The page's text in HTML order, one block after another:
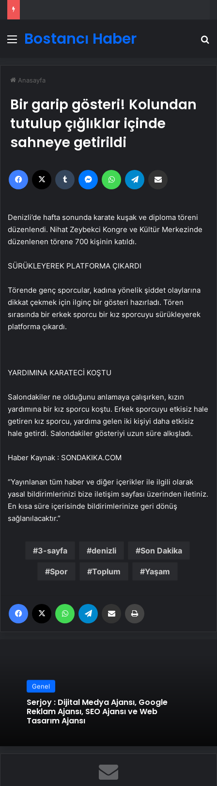
Menü
Bostancı Haber
Anasayfa
Bir garip gösteri! Kolundan
tutulup çığlıklar içinde
sahneye getirildi
Facebook Tumblr MessengerWhatsApp
Denizli’de hafta sonunda karate kuşak ve diploma töreni
düzenlendi. Nihat Zeybekci Kongre ve Kültür Merkezinde
düzenlenen törene 700 kişinin katıldı.
SÜRÜKLEYEREK PLATFORMA ÇIKARDI
Törende genç sporcular, kadına yönelik şiddet olaylarına
dikkat çekmek için ilginç bir gösteri hazırladı. Tören
sırasında bir erkek sporcu bir kız sporcuyu sürükleyerek
platforma çıkardı.
YARDIMINA KARATECİ KOŞTU
Salondakiler ne olduğunu anlamaya çalışırken, kızın
yardımına bir kız sporcu koştu. Erkek sporcuyu etkisiz hale
getiren kız sporcu, yardıma gelen iki kişiyi daha etkisiz
hale getirdi. Salondakiler gösteriyi uzun süre alkışladı.
Haber Kaynak : SONDAKIKA.COM
“Yayınlanan tüm haber ve diğer içerikler ile ilgili olarak
yasal bildirimlerinizi bize iletişim sayfası üzerinden iletiniz.
En kısa süre içerisinde bildirimlerinize geri dönüş
sağlanılacaktır.”
3-sayfa denizli Son Dakika
Spor Toplum Yaşam
Facebook WhatsApp Email'den paylaş
Genel
Serjoy : Dijital Medya Ajansı, Google
Reklam Ajansı, SEO Ajansı ve Web
Tasarım Ajansı